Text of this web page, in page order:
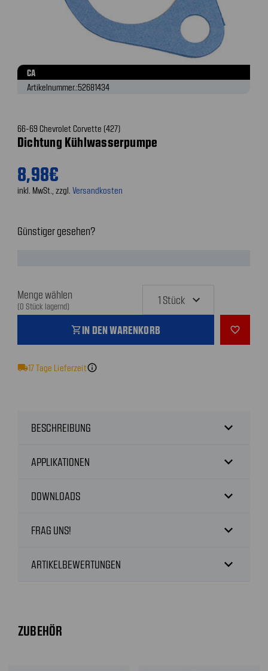
CA
Artikelnummer.:52681434
66-69 Chevrolet Corvette (427)
Dichtung Kühlwasserpumpe
8,98€
inkl. MwSt., zzgl. Versandkosten
Günstiger gesehen?
Menge wählen
(0 Stück lagernd)
shopping_cartIN DEN WARENKORB favorite_outline
local_shipping17Tage Lieferzeitinfo
BESCHREIBUNG expand_more
APPLIKATIONEN expand_more
DOWNLOADS expand_more
FRAG UNS! expand_more
ARTIKELBEWERTUNGEN expand_more
ZUBEHÖR